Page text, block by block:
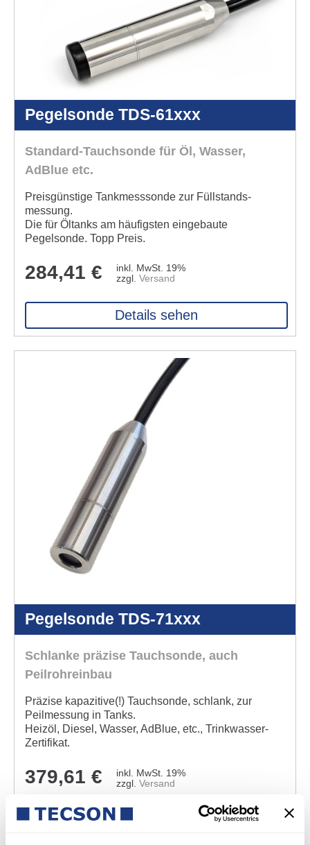
Pegelsonde TDS-61xxx
Standard-Tauchsonde für Öl, Wasser,
AdBlue etc.
Preisgünstige Tankmesssonde zur Füll­stands­
messung.
Die für Öltanks am häufigsten ein­ge­baute
Pegelsonde. Topp Preis.
284,41 €
inkl. MwSt. 19%
zzgl. Versand
Details sehen
Pegelsonde TDS-71xxx
Schlanke präzise Tauch­sonde, auch
Peilrohr­einbau
Präzise kapazitive(!) Tauchsonde, schlank, zur
Peilmessung in Tanks.
Heizöl, Diesel, Wasser, AdBlue, etc., Trinkwasser-
Zertifikat.
379,61 €
inkl. MwSt. 19%
zzgl. Versand
Details sehen